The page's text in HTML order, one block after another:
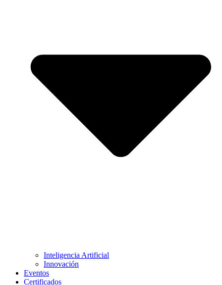
Inteligencia Artificial
Innovación
Eventos
Certificados